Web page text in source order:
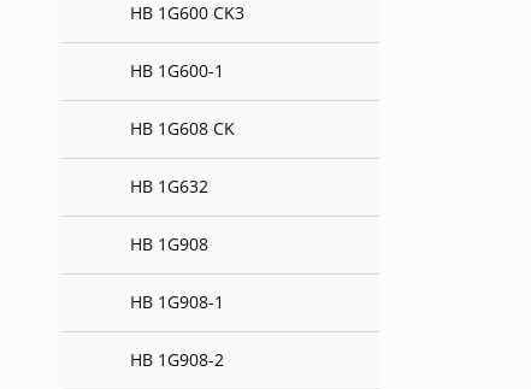
HB 1G600 CK3
HB 1G600-1
HB 1G608 CK
HB 1G632
HB 1G908
HB 1G908-1
HB 1G908-2